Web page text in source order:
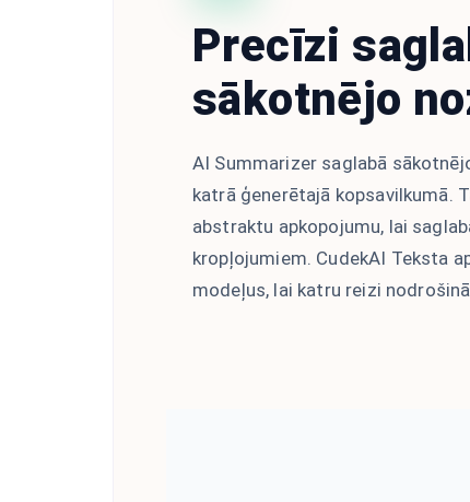
Precīzi
sākotnējo
AI Summarizer saglabā
katrā ģenerētajā kopsavilkumā.
abstraktu apkopojumu, lai
kropļojumiem. CudekAI Teksta
modeļus, lai katru reizi